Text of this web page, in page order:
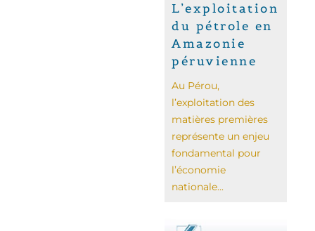
L’exploitation
du pétrole en
Amazonie
péruvienne
Au Pérou,
l’exploitation des
matières premières
représente un enjeu
fondamental pour
l’économie
nationale...